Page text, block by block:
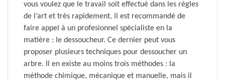
vous voulez que le travail soit effectué dans les règles
de l’art et très rapidement, il est recommandé de
faire appel à un profesionnel spécialiste en la
matière : le dessoucheur. Ce dernier peut vous
proposer plusieurs techniques pour dessoucher un
arbre. Il en existe au moins trois méthodes : la
méthode chimique, mécanique et manuelle, mais il